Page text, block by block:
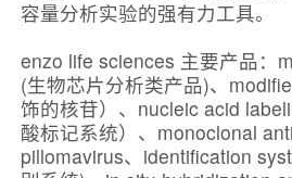
容量分析实验的强有力工具。
enzo life sciences 主要产品：
(生物芯片分析类产品)、
饰的核苷）、nucleic acid
酸标记系统）、monoclonal
pillomavirus、identification